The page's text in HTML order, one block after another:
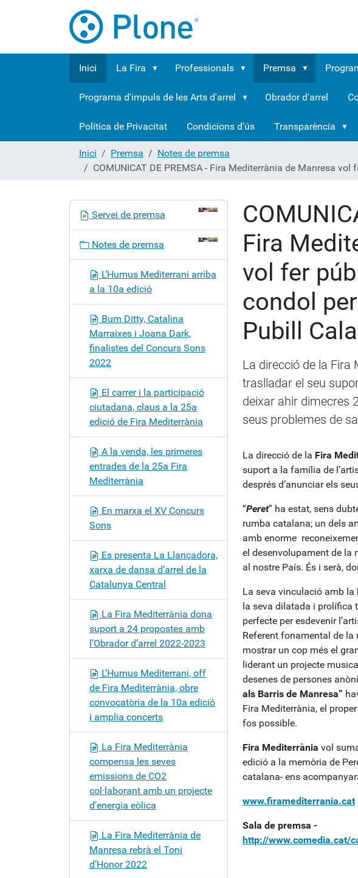
Inici La Fira Professionals Premsa
Programa d'impuls de les Arts d'arrel Obrador d'arrel
Política de Privacitat Condicions d’ús Transparència
Inici Premsa
Notes de premsa
COMUNICAT DE PREMSA - Fira Mediterrània de Manresa
Fira
vol fer
condol
Pubill
La direcció de la Fira
traslladar el seu
deixar ahir dimecres
seus problemes de
La direcció de la Fira
suport a la família de
després d’anunciar els
“Peret” ha estat, sens
rumba catalana; un dels
amb enorme
el desenvolupament de la
al nostre País. És i serà,
La seva vinculació amb la
la seva dilatada i prolífica
perfecte per esdevenir
Referent fonamental de la
mostrar un cop més el
liderant un projecte
desenes de persones
als Barris de Manresa”
Fira Mediterrània, el
fos possible.
Fira Mediterrània vol
edició a la memòria de
catalana- ens
www.firamediterrania.cat
Sala de premsa -
http://www.comedia.cat/
Servei de premsa
Notes de premsa
L’Humus Mediterrani arriba
a la 10a edició
Bum Ditty, Catalina
Marraixes i Joana Dark,
finalistes del Concurs Sons
2022
El carrer i la participació
ciutadana, claus a la 25a
edició de Fira Mediterrània
A la venda, les primeres
entrades de la 25a Fira
Mediterrània
En marxa el XV Concurs
Sons
Es presenta La Llançadora,
xarxa de dansa d’arrel de la
Catalunya Central
La Fira Mediterrània dona
suport a 24 propostes amb
l’Obrador d’arrel 2022-2023
L’Humus Mediterrani, off
de Fira Mediterrània, obre
convocatòria de la 10a edició
i amplia concerts
La Fira Mediterrània
compensa les seves
emissions de CO2
col·laborant amb un projecte
d’energia eòlica
La Fira Mediterrània de
Manresa rebrà el Toni
d’Honor 2022